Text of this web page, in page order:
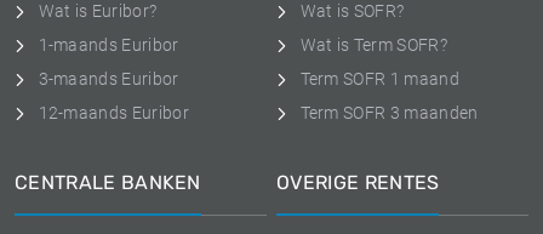
Wat is Euribor?
1-maands Euribor
3-maands Euribor
12-maands Euribor
Wat is SOFR?
Wat is Term SOFR?
Term SOFR 1 maand
Term SOFR 3 maanden
CENTRALE BANKEN OVERIGE RENTES